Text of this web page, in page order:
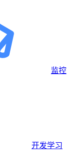
监控
开发学习